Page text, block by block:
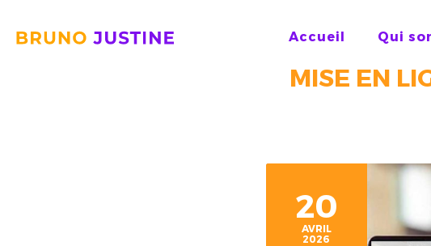
BRUNO
Accueil Qui
MISE EN
20
AVRIL
2026